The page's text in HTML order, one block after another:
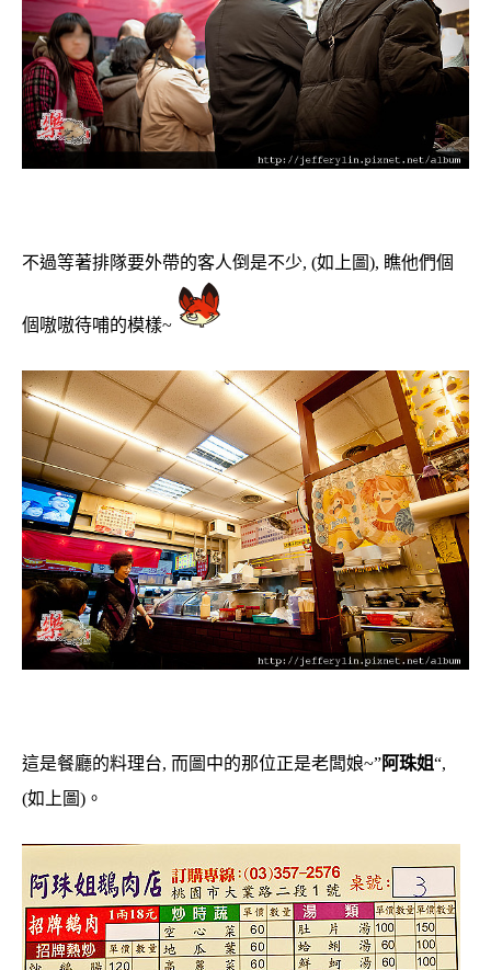
不過等著排隊要外帶的客人倒是不少, (如上圖), 瞧他們個
個嗷嗷待哺的模樣~
這是餐廳的料理台, 而圖中的那位正是老闆娘~”阿珠姐“,
(如上圖)。